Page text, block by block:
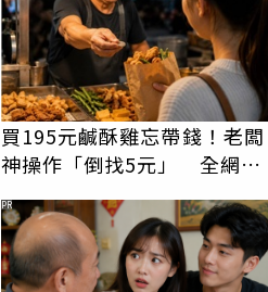
買195元鹹酥雞忘帶錢！老闆
神操作「倒找5元」 全網看
PR